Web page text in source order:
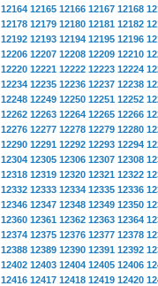
12164 12165 12166 12167 12168
12178 12179 12180 12181 12182
12192 12193 12194 12195 12196
12206 12207 12208 12209 12210
12220 12221 12222 12223 12224
12234 12235 12236 12237 12238
12248 12249 12250 12251 12252
12262 12263 12264 12265 12266
12276 12277 12278 12279 12280
12290 12291 12292 12293 12294
12304 12305 12306 12307 12308
12318 12319 12320 12321 12322
12332 12333 12334 12335 12336
12346 12347 12348 12349 12350
12360 12361 12362 12363 12364
12374 12375 12376 12377 12378
12388 12389 12390 12391 12392
12402 12403 12404 12405 12406
12416 12417 12418 12419 12420